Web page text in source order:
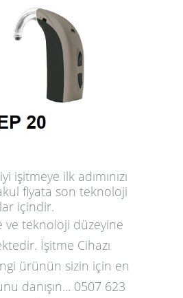
işitmeye ilk adımınızı
fiyata son teknoloji
içindir.
ve teknoloji düzeyine
İşitme Cihazı
ürünün sizin için en
danışın... 0507 623